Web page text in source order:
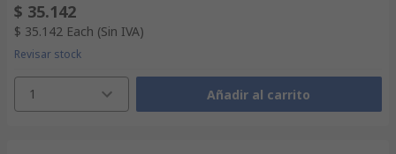
$ 35.142
$ 35.142 Each (Sin IVA)
Revisar stock
1 Añadir al carrito